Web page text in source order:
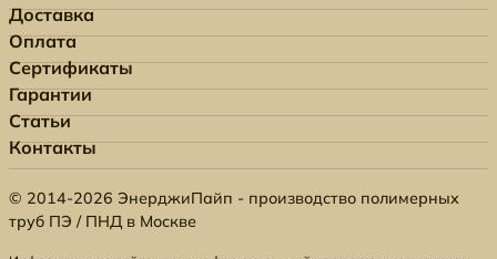
Доставка
Оплата
Сертификаты
Гарантии
Статьи
Контакты
© 2014-2026 ЭнерджиПайп - производство полимерных
труб ПЭ / ПНД в Москве